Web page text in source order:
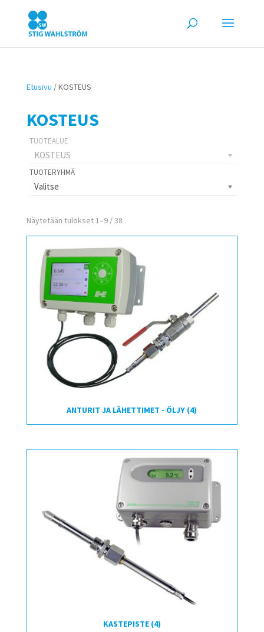
Etusivu / KOSTEUS
KOSTEUS
KOSTEUS
Valitse
Näytetään tulokset 1–9 / 38
ANTURIT JA LÄHETTIMET - ÖLJY (4)
KASTEPISTE (4)